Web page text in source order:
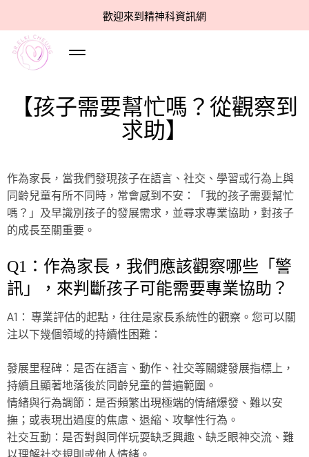
歡迎來到精神科資訊網
【孩子需要幫忙嗎？從觀察到
求助】
作為家長，當我們發現孩子在語言、社交、學習或行為上與
同齡兒童有所不同時，常會感到不安：「我的孩子需要幫忙
嗎？」及早識別孩子的發展需求，並尋求專業協助，對孩子
的成長至關重要。
Q1：作為家長，我們應該觀察哪些「警
訊」，來判斷孩子可能需要專業協助？
A1： 專業評估的起點，往往是家長系統性的觀察。您可以關
注以下幾個領域的持續性困難：
發展里程碑：是否在語言、動作、社交等關鍵發展指標上，
持續且顯著地落後於同齡兒童的普遍範圍。
情緒與行為調節：是否頻繁出現極端的情緒爆發、難以安
撫；或表現出過度的焦慮、退縮、攻擊性行為。
社交互動：是否對與同伴玩耍缺乏興趣、缺乏眼神交流、難